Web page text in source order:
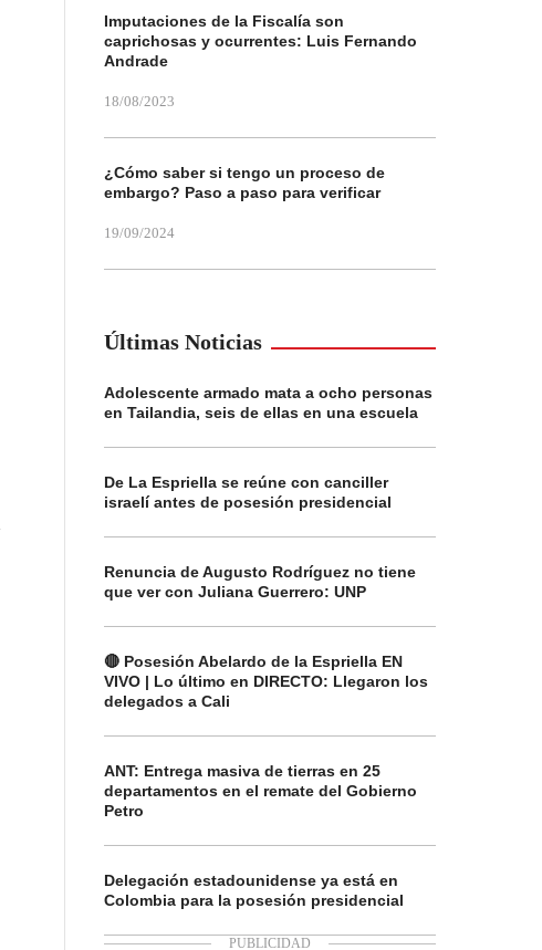
Imputaciones de la Fiscalía son
caprichosas y ocurrentes: Luis Fernando
Andrade
18/08/2023
¿Cómo saber si tengo un proceso de
embargo? Paso a paso para verificar
19/09/2024
Últimas Noticias
Adolescente armado mata a ocho personas
en Tailandia, seis de ellas en una escuela
De La Espriella se reúne con canciller
israelí antes de posesión presidencial
Renuncia de Augusto Rodríguez no tiene
que ver con Juliana Guerrero: UNP
🔴 Posesión Abelardo de la Espriella EN
VIVO | Lo último en DIRECTO: Llegaron los
delegados a Cali
ANT: Entrega masiva de tierras en 25
departamentos en el remate del Gobierno
Petro
Delegación estadounidense ya está en
Colombia para la posesión presidencial